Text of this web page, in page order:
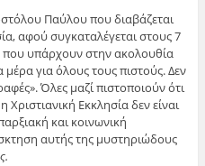
Παύλου που διαβάζεται
αφού συγκαταλέγεται στους 7
που υπάρχουν στην ακολουθία
μέρα για όλους τους πιστούς. Δεν
Όλες μαζί πιστοποιούν ότι
Εκκλησία δεν είναι
και κοινωνική
αυτής της μυστηριώδους